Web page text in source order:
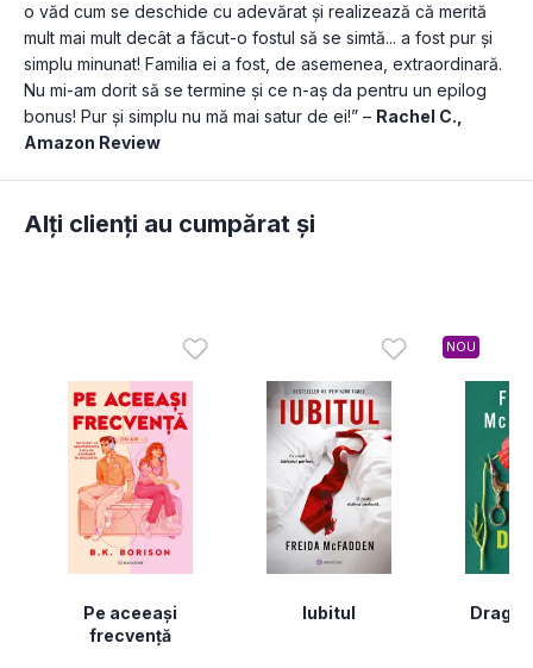
o văd cum se deschide cu adevărat și realizează că merită
mult mai mult decât a făcut-o fostul să se simtă... a fost pur și
simplu minunat! Familia ei a fost, de asemenea, extraordinară.
Nu mi-am dorit să se termine și ce n-aș da pentru un epilog
bonus! Pur și simplu nu mă mai satur de ei!” – Rachel C.,
Amazon Review
Alți clienți au cumpărat și
Pe aceeași
frecvență
Iubitul
NOU
Dragă